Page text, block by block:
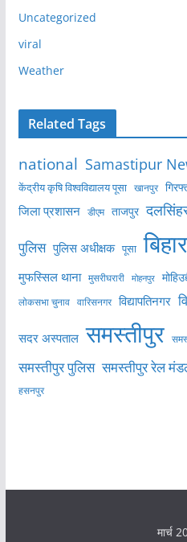
Uncategorized
viral
Weather
Related Tags
national Samastipur
केंद्रीय कृषि विश्वविद्यालय पूसा खानपुर
जिला प्रशासन डीएम ताजपुर
पुलिस पुलिस अधीक्षक पूसा बिहार
मुफस्सिल थाना मुसरीघरारी मोहनपुर
लोकसभा चुनाव वारिसनगर विद्यापतिनगर
सदर अस्पताल समस्तीपुर
समस्तीपुर पुलिस समस्तीपुर रेल
हसनपुर
मार्च